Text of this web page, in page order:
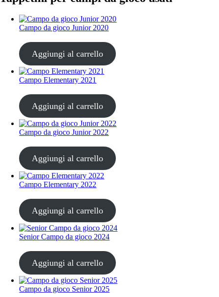
Campo da gioco Junior 2020
CHF20.00
Aggiungi al carrello
Campo Elementary 2021
CHF20.00
Aggiungi al carrello
Campo da gioco Junior 2022
CHF20.00
Aggiungi al carrello
Campo Elementary 2022
CHF20.00
Aggiungi al carrello
Senior Campo da gioco 2024
CHF20.00
Aggiungi al carrello
Campo da gioco Senior 2025